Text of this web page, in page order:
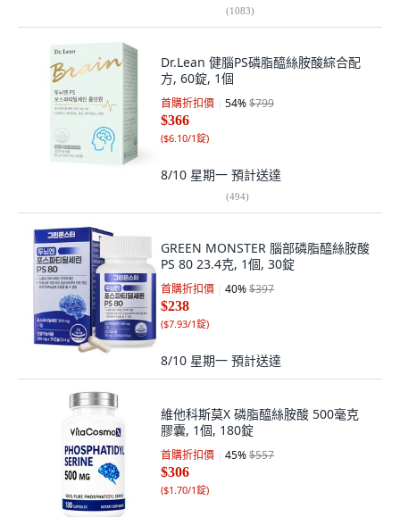
(1083)
Dr.Lean 健腦PS磷脂醯絲胺酸綜合配
方, 60錠, 1個
首購折扣價 54%$799
$366
($6.10/1錠)
8/10 星期一 預計送達
(494)
GREEN MONSTER 腦部磷脂醯絲胺酸
PS 80 23.4克, 1個, 30錠
首購折扣價 40%$397
$238
($7.93/1錠)
8/10 星期一 預計送達
維他科斯莫X 磷脂醯絲胺酸 500毫克
膠囊, 1個, 180錠
首購折扣價 45%$557
$306
($1.70/1錠)